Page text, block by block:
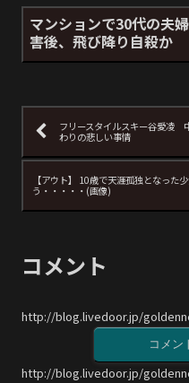
マンションで30代の夫
害後、飛び降り自殺か
フリースタイルスキー谷愛凌
わりの悲しい事情
【アウト】 10歳で天涯孤独となった
う・・・・・(画像)
コメント
http://blog.livedoor.jp/
コメン
http://blog.livedoor.jp/